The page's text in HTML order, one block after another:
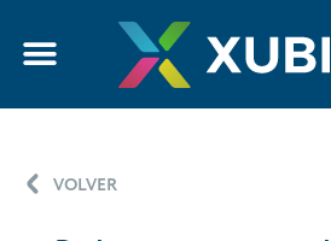
VOLVER